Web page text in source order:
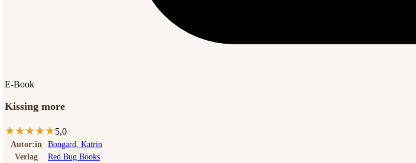
E-Book
Kissing more
★★★★★5,0
Autor:in
Bongard, Katrin
Verlag
Red Bug Books